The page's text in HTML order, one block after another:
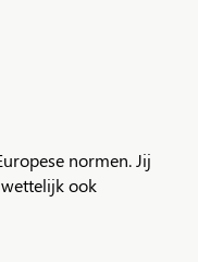
normen. Jij
ook